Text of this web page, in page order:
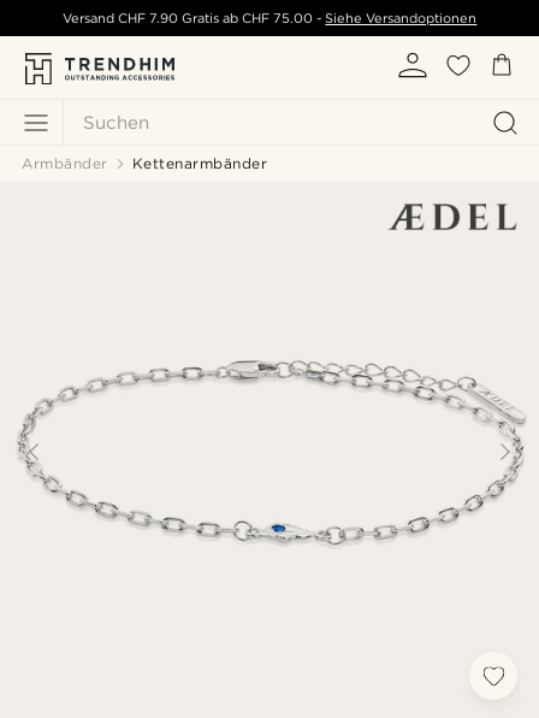
Suchen
Versand CHF 7.90 Gratis ab CHF 75.00 - Siehe Versandoptionen
Armbänder Kettenarmbänder